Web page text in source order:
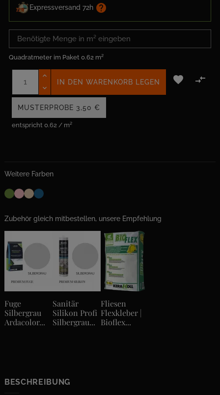
Expressversand 72h help
Quadratmeter im Paket 0.62 m²
entspricht 0.62 / m²
IN DEN WARENKORB LEGEN  
MUSTERPROBE 3,50 €
Weitere Farben
Zubehör gleich mitbestellen, unsere Empfehlung
Fuge
Silbergrau
Ardacolor...
Sanitär
Silikon Profi
Silbergrau...
Fliesen
Flexkleber |
Bioflex...
BESCHREIBUNG